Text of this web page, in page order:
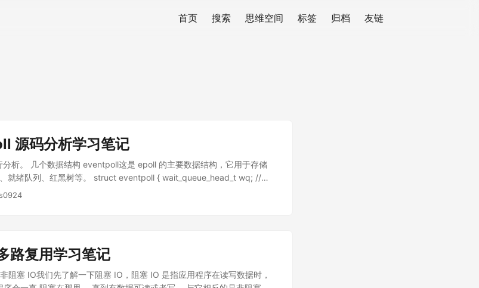
首页 搜索 思维空间 标签 归档 友链
源码分析学习笔记
析。 几个数据结构 eventpoll这是 epoll 的主要数据结构，它用于存储
就绪队列、红黑树等。 struct eventpoll { wait_queue_head_t wq; //
进程/线程，指向等待队列头 wait_queue_head_t poll_wait;// 这个
释放 epitem }; struct list_head rdllink; // 就绪队列节点，用于存储就绪
*ep; // 指向 eventpoll struct epoll_filefd ffd; // epoll 文件描述
个唤醒源，用于唤醒进程 struct epoll_event event; // 监听的事件 };
路复用学习笔记
阻塞 IO我们先了解一下阻塞 IO，阻塞 IO 是指应用程序在读写数据时，